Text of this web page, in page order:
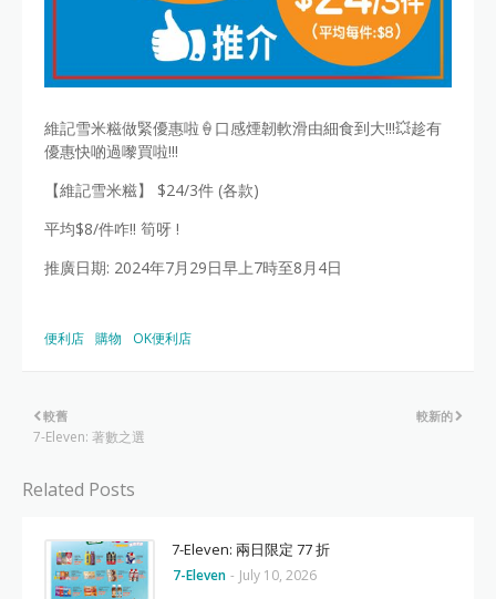
維記雪米糍做緊優惠啦🍦口感煙韌軟滑由細食到大!!!💥趁有
優惠快啲過嚟買啦!!!
【維記雪米糍】 $24/3件 (各款)
平均$8/件咋!! 筍呀 !
推廣日期: 2024年7月29日早上7時至8月4日
便利店 購物 OK便利店
較新的
較舊
7-Eleven: 著數之選
Related Posts
7-Eleven: 兩日限定 77 折
7-Eleven - July 10, 2026